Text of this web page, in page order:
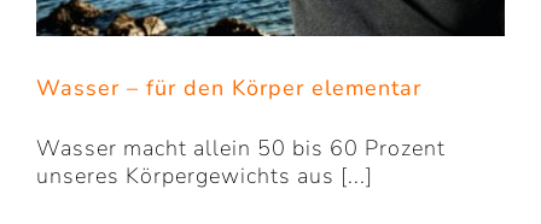
Wasser – für den Körper elementar
Wasser macht allein 50 bis 60 Prozent
unseres Körpergewichts aus [...]